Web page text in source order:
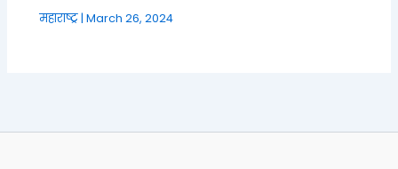
महाराष्ट्र|March 26, 2024